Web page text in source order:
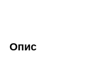
Опис